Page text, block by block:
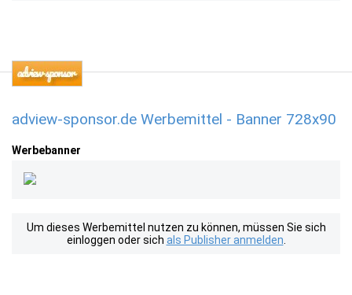
adview-sponsor.de Werbemittel - Banner 728x90
Werbebanner
Um dieses Werbemittel nutzen zu können, müssen Sie sich
einloggen oder sich als Publisher anmelden